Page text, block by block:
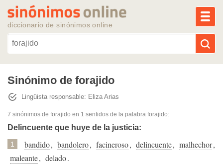
diccionario de sinónimos online
Reescribir texto con IA
Sinónimos populares
Temas populares
Temas recientes
Sinónimo de forajido
Lingüista responsable: Eliza Arias
7 sinónimos de forajido en 1 sentidos de la palabra forajido:
Delincuente que huye de la justicia:
1 bandido, bandolero, facineroso, delincuente, malhechor,
maleante, delado.